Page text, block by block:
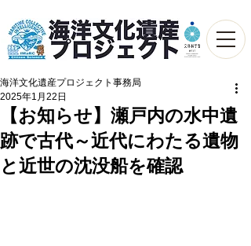
【お知らせ】瀬戸内の水中遺
跡で古代～近代にわたる遺物
と近世の沈没船を確認
海洋文化遺産プロジェクト事務局
2025年1月22日